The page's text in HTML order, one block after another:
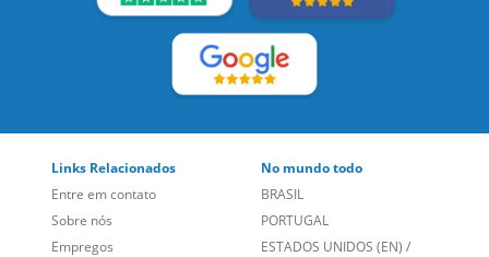
Links Relacionados
Entre em contato
No mundo todo
BRASIL